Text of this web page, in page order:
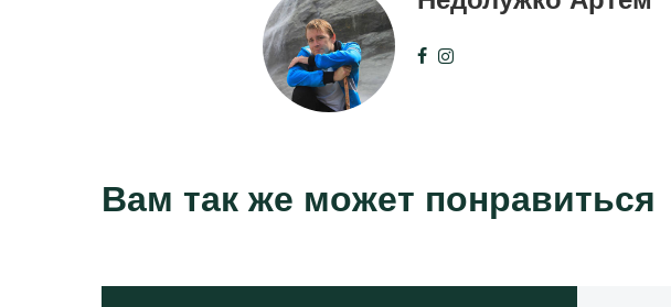
Вам так же может понравиться